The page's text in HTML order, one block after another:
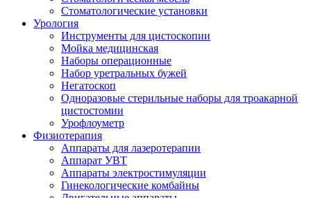
Стоматологические установки
Урология
Инструменты для цистоскопии
Мойка медицинская
Наборы операционные
Набор уретральных бужей
Негатоскоп
Одноразовые стерильные наборы для троакарной
цистостомии
Урофлоуметр
Физиотерапия
Аппараты для лазеротерапии
Аппарат УВТ
Аппараты электростимуляции
Гинекологические комбайны